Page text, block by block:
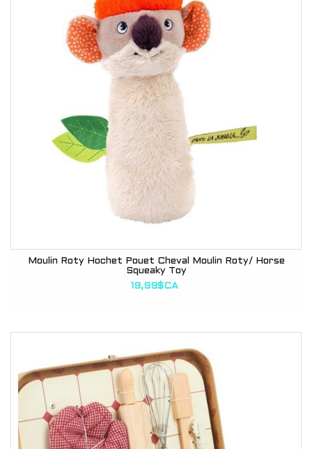
Moulin Roty Hochet Pouet Cheval Moulin Roty/ Horse
Squeaky Toy
19,99$CA